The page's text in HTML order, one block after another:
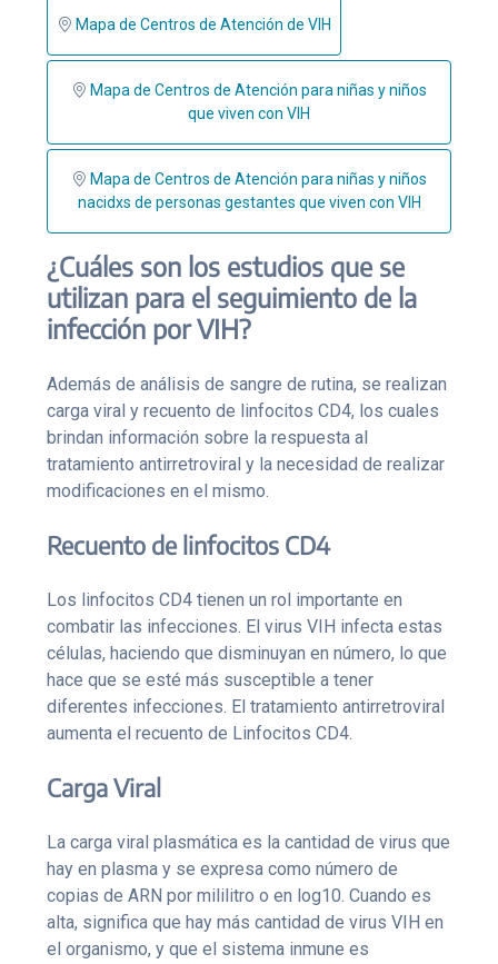
Mapa de Centros de Atención de VIH
Mapa de Centros de Atención para niñas y niños
que viven con VIH
Mapa de Centros de Atención para niñas y niños
nacidxs de personas gestantes que viven con VIH
¿Cuáles son los estudios que se
utilizan para el seguimiento de la
infección por VIH?
Además de análisis de sangre de rutina, se realizan
carga viral y recuento de linfocitos CD4, los cuales
brindan información sobre la respuesta al
tratamiento antirretroviral y la necesidad de realizar
modificaciones en el mismo.
Recuento de linfocitos CD4
Los linfocitos CD4 tienen un rol importante en
combatir las infecciones. El virus VIH infecta estas
células, haciendo que disminuyan en número, lo que
hace que se esté más susceptible a tener
diferentes infecciones. El tratamiento antirretroviral
aumenta el recuento de Linfocitos CD4.
Carga Viral
La carga viral plasmática es la cantidad de virus que
hay en plasma y se expresa como número de
copias de ARN por mililitro o en log10. Cuando es
alta, significa que hay más cantidad de virus VIH en
el organismo, y que el sistema inmune es